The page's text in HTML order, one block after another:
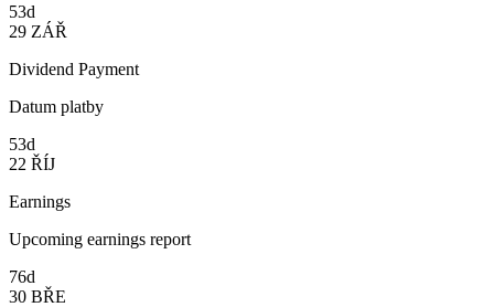
53d
29 ZÁŘ
Dividend Payment
Datum platby
53d
22 ŘÍJ
Earnings
Upcoming earnings report
76d
30 BŘE